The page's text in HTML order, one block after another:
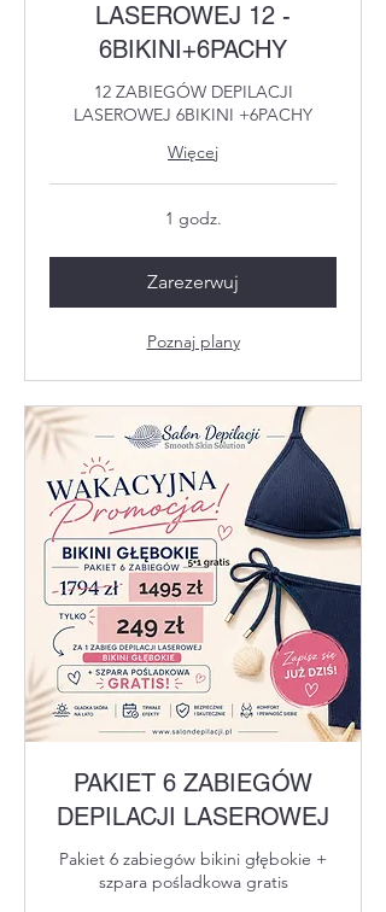
LASEROWEJ 12 -
6BIKINI+6PACHY
12 ZABIEGÓW DEPILACJI
LASEROWEJ 6BIKINI +6PACHY
Więcej
1 godz.
Zarezerwuj
Poznaj plany
PAKIET 6 ZABIEGÓW
DEPILACJI LASEROWEJ
Pakiet 6 zabiegów bikini głębokie +
szpara pośladkowa gratis